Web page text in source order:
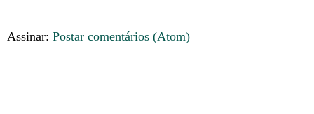
Assinar: Postar comentários (Atom)